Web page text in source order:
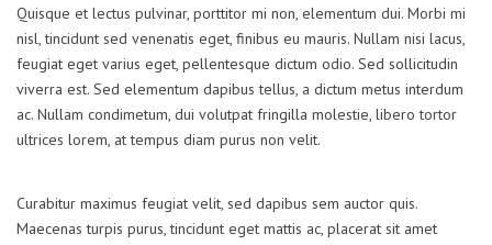
Quisque et lectus pulvinar, porttitor mi non, elementum dui. Morbi mi
nisl, tincidunt sed venenatis eget, finibus eu mauris. Nullam nisi lacus,
feugiat eget varius eget, pellentesque dictum odio. Sed sollicitudin
viverra est. Sed elementum dapibus tellus, a dictum metus interdum
ac. Nullam condimetum, dui volutpat fringilla molestie, libero tortor
ultrices lorem, at tempus diam purus non velit.
Curabitur maximus feugiat velit, sed dapibus sem auctor quis.
Maecenas turpis purus, tincidunt eget mattis ac, placerat sit amet